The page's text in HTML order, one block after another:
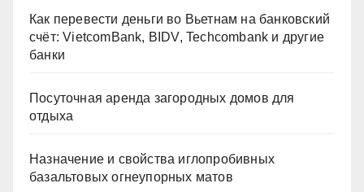
Как перевести деньги во Вьетнам на банковский
счёт: VietcomBank, BIDV, Techcombank и другие
банки
Посуточная аренда загородных домов для
отдыха
Назначение и свойства иглопробивных
базальтовых огнеупорных матов